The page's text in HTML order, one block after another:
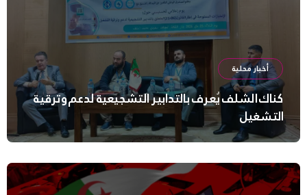
أخبار محلية
كناك الشلف يُعرف بالتدابير التشجيعية لدعم وترقية
التشغيل